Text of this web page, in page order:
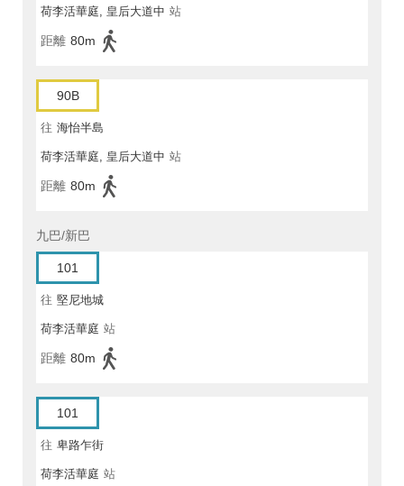
荷李活華庭, 皇后大道中 站
距離 80m
90B
往 海怡半島
荷李活華庭, 皇后大道中 站
距離 80m
九巴/新巴
101
往 堅尼地城
荷李活華庭 站
距離 80m
101
往 卑路乍街
荷李活華庭 站